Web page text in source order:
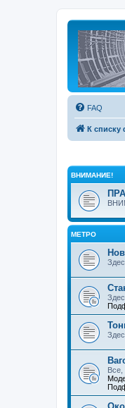
FAQ
К
ВНИМАНИЕ!
МЕТРО
Все,